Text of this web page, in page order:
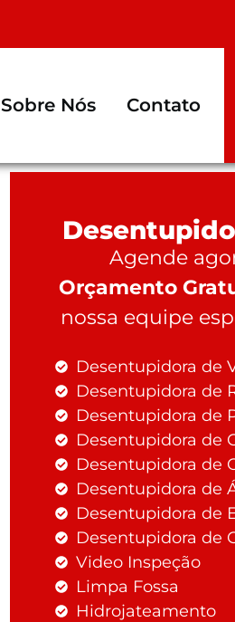
Sobre Nós Contato
Agende
Orçamento
nossa equipe
Desentupidora de
Desentupidora de
Desentupidora de
Desentupidora de
Desentupidora de
Desentupidora de
Desentupidora de
Desentupidora de
Video Inspeção
Limpa Fossa
Hidrojateamento